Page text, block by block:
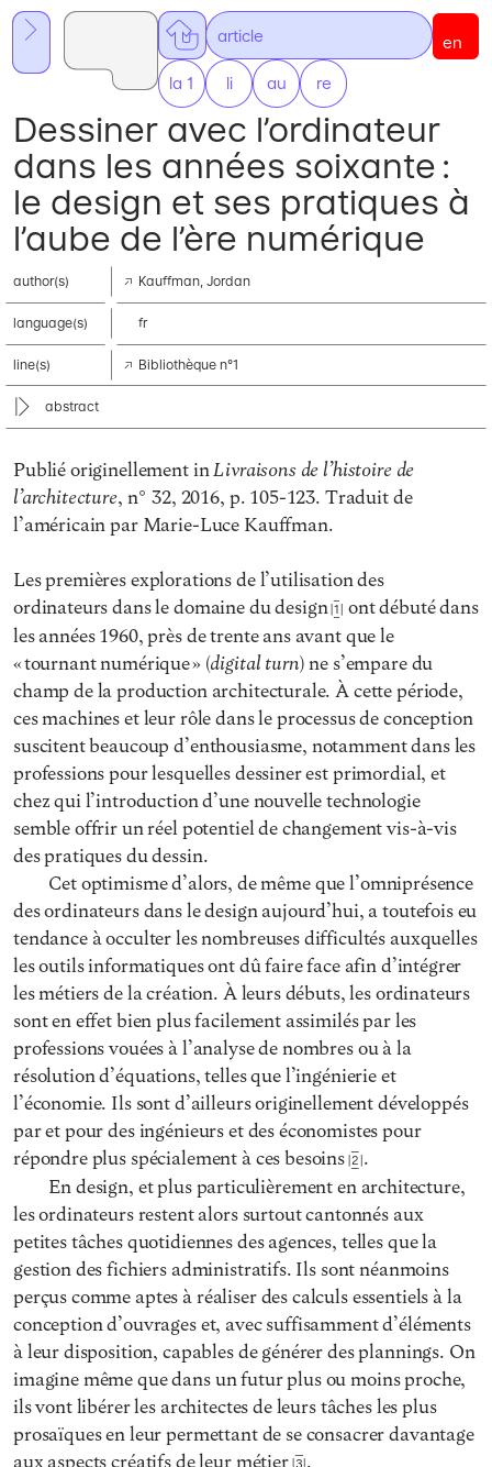
la 1 lines
article
au thorsre sources
en
Dessiner avec l’ordinateur
dans les années soixante :
le design et ses pratiques à
l’aube de l’ère numérique
author(s) Kauffman, Jordan
language(s) fr
line(s) Bibliothèque n°1
abstract
Publié originellement in Livraisons de l’histoire de
l’architecture, n° 32, 2016, p. 105-123. Traduit de
l’américain par Marie-Luce Kauffman.
Les premières explorations de l’utilisation des
ordinateurs dans le domaine du design 1
ont débuté dans
les années 1960, près de trente ans avant que le
« tournant numérique » (digital turn) ne s’empare du
champ de la production architecturale. À cette période,
ces machines et leur rôle dans le processus de conception
suscitent beaucoup d’enthousiasme, notamment dans les
professions pour lesquelles dessiner est primordial, et
chez qui l’introduction d’une nouvelle technologie
semble offrir un réel potentiel de changement vis-à-vis
des pratiques du dessin.
Cet optimisme d’alors, de même que l’omniprésence
des ordinateurs dans le design aujourd’hui, a toutefois eu
tendance à occulter les nombreuses difficultés auxquelles
les outils informatiques ont dû faire face afin d’intégrer
les métiers de la création. À leurs débuts, les ordinateurs
sont en effet bien plus facilement assimilés par les
professions vouées à l’analyse de nombres ou à la
résolution d’équations, telles que l’ingénierie et
l’économie. Ils sont d’ailleurs originellement développés
par et pour des ingénieurs et des économistes pour
répondre plus spécialement à ces besoins 2 .
En design, et plus particulièrement en architecture,
les ordinateurs restent alors surtout cantonnés aux
petites tâches quotidiennes des agences, telles que la
gestion des fichiers administratifs. Ils sont néanmoins
perçus comme aptes à réaliser des calculs essentiels à la
conception d’ouvrages et, avec suffisamment d’éléments
à leur disposition, capables de générer des plannings. On
imagine même que dans un futur plus ou moins proche,
ils vont libérer les architectes de leurs tâches les plus
prosaïques en leur permettant de se consacrer davantage
aux aspects créatifs de leur métier 3 .